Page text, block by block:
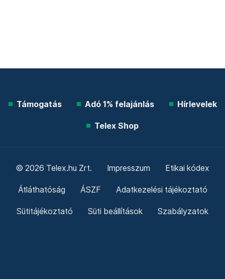
Támogatás Adó 1% felajánlás Hírlevelek
Telex Shop
© 2026 Telex.hu Zrt. Impresszum Etikai kódex
Átláthatóság ÁSZF Adatkezelési tájékoztató
Sütitájékoztató Süti beállítások Szabályzatok